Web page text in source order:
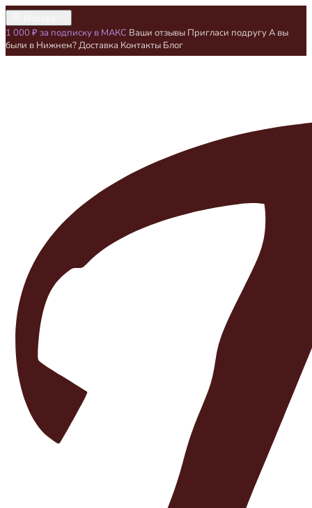
1 000 ₽ за подписку в МАКС Ваши отзывы Пригласи подругуА вы
были в Нижнем?Доставка Контакты Блог